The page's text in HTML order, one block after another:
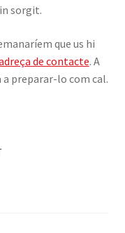
sorgit.
que us hi
de contacte. A
a preparar-lo com cal.